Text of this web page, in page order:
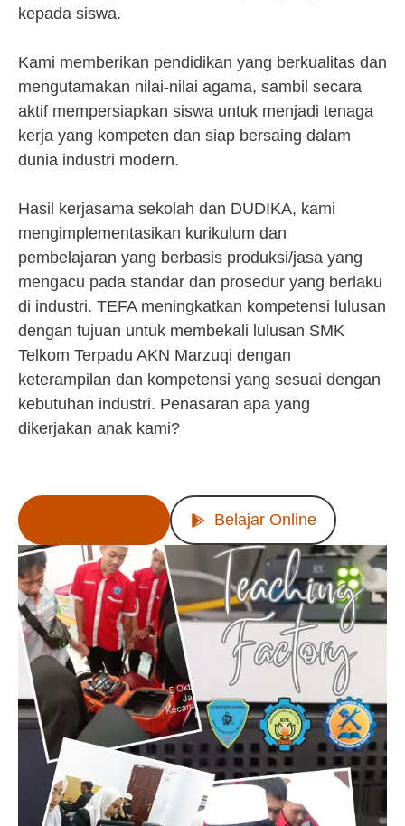
kepada siswa.
Kami memberikan pendidikan yang berkualitas dan
mengutamakan nilai-nilai agama, sambil secara
aktif mempersiapkan siswa untuk menjadi tenaga
kerja yang kompeten dan siap bersaing dalam
dunia industri modern.
Hasil kerjasama sekolah dan DUDIKA, kami
mengimplementasikan kurikulum dan
pembelajaran yang berbasis produksi/jasa yang
mengacu pada standar dan prosedur yang berlaku
di industri. TEFA meningkatkan kompetensi lulusan
dengan tujuan untuk membekali lulusan SMK
Telkom Terpadu AKN Marzuqi dengan
keterampilan dan kompetensi yang sesuai dengan
kebutuhan industri. Penasaran apa yang
dikerjakan anak kami?
Belajar Online